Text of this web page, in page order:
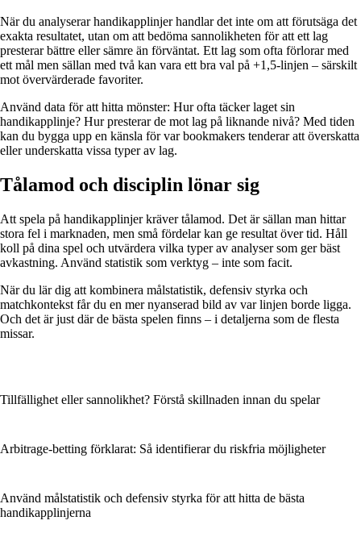
När du analyserar handikapplinjer handlar det inte om att förutsäga det
exakta resultatet, utan om att bedöma sannolikheten för att ett lag
presterar bättre eller sämre än förväntat. Ett lag som ofta förlorar med
ett mål men sällan med två kan vara ett bra val på +1,5-linjen – särskilt
mot övervärderade favoriter.
Använd data för att hitta mönster: Hur ofta täcker laget sin
handikapplinje? Hur presterar de mot lag på liknande nivå? Med tiden
kan du bygga upp en känsla för var bookmakers tenderar att överskatta
eller underskatta vissa typer av lag.
Tålamod och disciplin lönar sig
Att spela på handikapplinjer kräver tålamod. Det är sällan man hittar
stora fel i marknaden, men små fördelar kan ge resultat över tid. Håll
koll på dina spel och utvärdera vilka typer av analyser som ger bäst
avkastning. Använd statistik som verktyg – inte som facit.
När du lär dig att kombinera målstatistik, defensiv styrka och
matchkontekst får du en mer nyanserad bild av var linjen borde ligga.
Och det är just där de bästa spelen finns – i detaljerna som de flesta
missar.
Tillfällighet eller sannolikhet? Förstå skillnaden innan du spelar
Arbitrage-betting förklarat: Så identifierar du riskfria möjligheter
Använd målstatistik och defensiv styrka för att hitta de bästa
handikapplinjerna